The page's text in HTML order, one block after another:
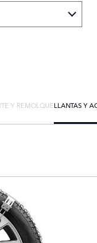
Y REMOLQUELLANTAS Y